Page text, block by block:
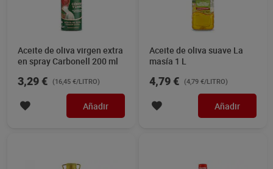
Aceite de oliva virgen extra
en spray Carbonell 200 ml
3,29 € (16,45 €/LITRO)
Añadir
Aceite de oliva suave La
masía 1 L
4,79 € (4,79 €/LITRO)
Añadir